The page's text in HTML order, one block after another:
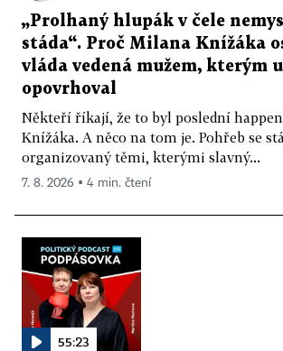
„Prolhaný hlupák v čele
stáda“. Proč Milana Knížáka
vláda vedená mužem, kterým
opovrhoval
Někteří říkají, že to byl poslední
Knížáka. A něco na tom je. Pohřeb se
organizovaný těmi, kterými slavný...
7. 8. 2026 ▪ 4 min. čtení
55:23